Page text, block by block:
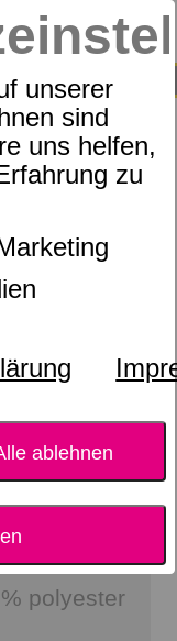
unserer
sind
uns helfen,
zu
ablehnen
SUCHE
0
rose
cm
polyester